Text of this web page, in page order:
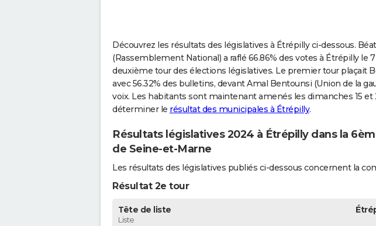
Découvrez les résultats des législatives à Étrépilly ci-dessous.
(Rassemblement National) a raflé 66.86% des votes à Étrépilly le
deuxième tour des élections législatives. Le premier tour plaçait
avec 56.32% des bulletins, devant Amal Bentounsi (Union de la
voix. Les habitants sont maintenant amenés les dimanches 15 et
déterminer le résultat des municipales à Étrépilly.
Résultats législatives 2024 à Étrépilly dans la
de Seine-et-Marne
Les résultats des législatives publiés ci-dessous concernent la
Résultat 2e tour
Tête de liste
Liste